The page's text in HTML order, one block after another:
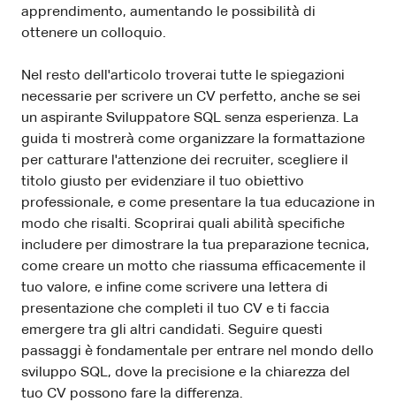
apprendimento, aumentando le possibilità di
ottenere un colloquio.
Nel resto dell'articolo troverai tutte le spiegazioni
necessarie per scrivere un CV perfetto, anche se sei
un aspirante Sviluppatore SQL senza esperienza. La
guida ti mostrerà come organizzare la formattazione
per catturare l'attenzione dei recruiter, scegliere il
titolo giusto per evidenziare il tuo obiettivo
professionale, e come presentare la tua educazione in
modo che risalti. Scoprirai quali abilità specifiche
includere per dimostrare la tua preparazione tecnica,
come creare un motto che riassuma efficacemente il
tuo valore, e infine come scrivere una lettera di
presentazione che completi il tuo CV e ti faccia
emergere tra gli altri candidati. Seguire questi
passaggi è fondamentale per entrare nel mondo dello
sviluppo SQL, dove la precisione e la chiarezza del
tuo CV possono fare la differenza.